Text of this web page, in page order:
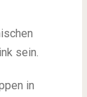
sein.
in